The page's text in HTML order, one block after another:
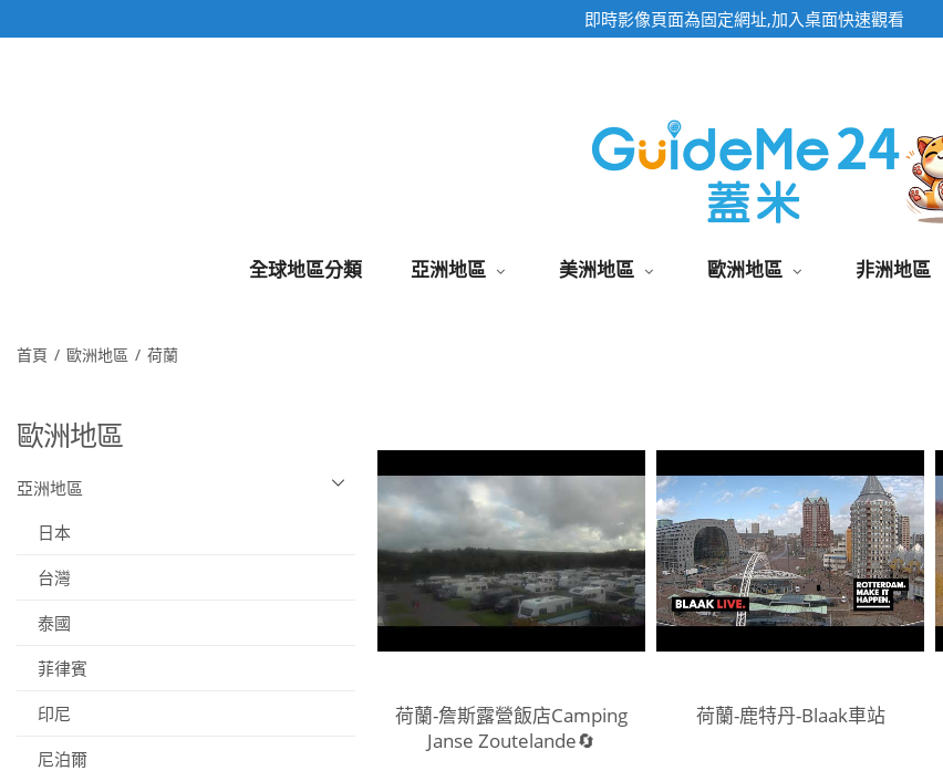
即時影像頁面為固定網址,加入桌面快速觀看
全球地區分類 亞洲地區 美洲地區 歐洲地區 非洲地區
首頁 歐洲地區 荷蘭
荷蘭-詹斯露營飯店Camping
Janse Zoutelande🔄
荷蘭-鹿特丹-Blaak車站
歐洲地區
亞洲地區
日本
台灣
泰國
菲律賓
印尼
尼泊爾